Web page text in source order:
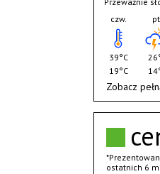
ostatnich 6
czw.
39°C
19°C
Zobacz